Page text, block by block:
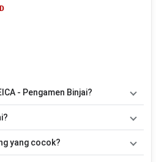
D
- Pengamen Binjai?
D
memainkan lagu ini.
chord gitar yang lebih
yang cocok?